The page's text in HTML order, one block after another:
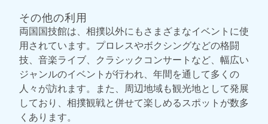
その他の利用
両国国技館は、相撲以外にもさまざまなイベントに使
用されています。プロレスやボクシングなどの格闘
技、音楽ライブ、クラシックコンサートなど、幅広い
ジャンルのイベントが行われ、年間を通して多くの
人々が訪れます。また、周辺地域も観光地として発展
しており、相撲観戦と併せて楽しめるスポットが数多
くあります。